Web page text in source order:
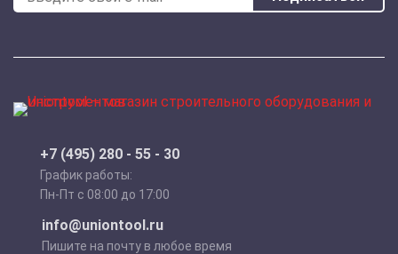
+7 (495) 280 - 55 - 30
График работы:
Пн-Пт с 08:00 до 17:00
info@uniontool.ru
Пишите на почту в любое время